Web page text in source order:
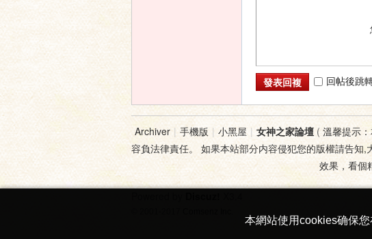
發表回複 回帖後跳
本網站使用cookies确保您
Archiver | 手機版 | 小黑屋 | 女神之家論壇 ( 溫馨提示
容負法律責任。 如果本站部分内容侵犯您的版權請告知
效果，看個